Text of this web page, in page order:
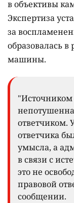
в объективы
Экспертиза
за
образовалась в
машины.
"Источником
ответчиком.
ответчика
умысла, а
в связи с
это не
правовой
сообщении.